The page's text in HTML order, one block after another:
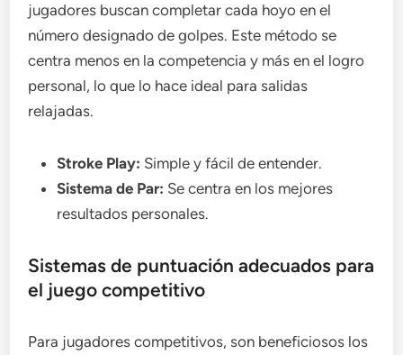
jugadores buscan completar cada hoyo en el
número designado de golpes. Este método se
centra menos en la competencia y más en el logro
personal, lo que lo hace ideal para salidas
relajadas.
Stroke Play: Simple y fácil de entender.
Sistema de Par: Se centra en los mejores
resultados personales.
Sistemas de puntuación adecuados para
el juego competitivo
Para jugadores competitivos, son beneficiosos los